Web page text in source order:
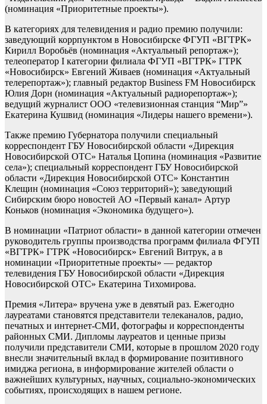
(номинация «Приоритетные проекты»).
В категориях для телевидения и радио премию получили:
заведующий коррпунктом в Новосибирске ФГУП «ВГТРК»
Кирилл Воробьёв (номинация «Актуальный репортаж»);
телеоператор I категории филиала ФГУП «ВГТРК» ГТРК
«Новосибирск» Евгений Живаев (номинация «Актуальный
телерепортаж»); главный редактор Business FM Новосибирск
Юлия Дорн (номинация «Актуальный радиорепортаж»);
ведущий журналист ООО «телевизионная станция “Мир”»
Екатерина Кушвид (номинация «Лидеры нашего времени»).
Также премию Губернатора получили специальный
корреспондент ГБУ Новосибирской области «Дирекция
Новосибирской ОТС» Наталья Цопина (номинация «Развитие
села»); специальный корреспондент ГБУ Новосибирской
области «Дирекция Новосибирской ОТС» Константин
Клещин (номинация «Союз территорий»); заведующий
Сибирским бюро новостей АО «Первый канал» Артур
Коньков (номинация «Экономика будущего»).
В номинации «Патриот области» в данной категории отмечен
руководитель группы производства программ филиала ФГУП
«ВГТРК» ГТРК «Новосибирск» Евгений Витрук, а в
номинации «Приоритетные проекты» — редактор
телевидения ГБУ Новосибирской области «Дирекция
Новосибирской ОТС» Екатерина Тихомирова.
Премия «Литера» вручена уже в девятый раз. Ежегодно
лауреатами становятся представители телеканалов, радио,
печатных и интернет-СМИ, фотографы и корреспонденты
районных СМИ. Дипломы лауреатов и ценные призы
получили представители СМИ, которые в прошлом 2020 году
внесли значительный вклад в формирование позитивного
имиджа региона, в информирование жителей области о
важнейших культурных, научных, социально-экономических
событиях, происходящих в нашем регионе.